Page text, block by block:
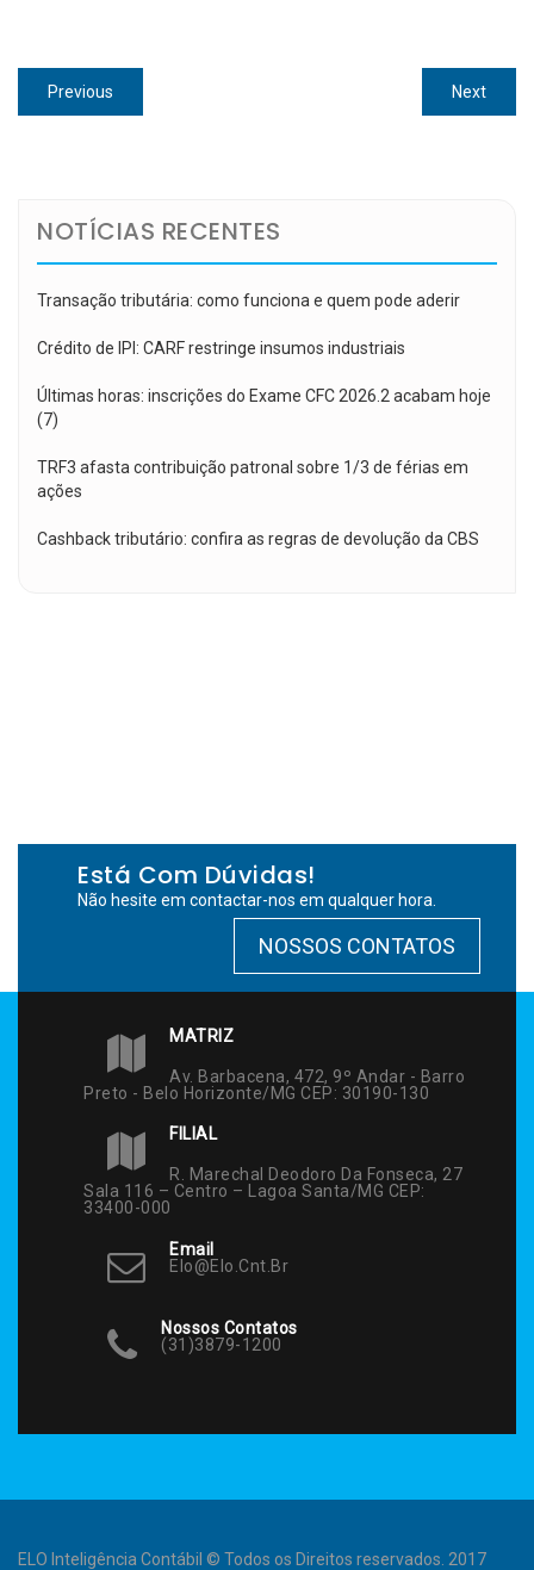
Navegação
de
Previous
post:
NextNext
post:
NOTÍCIAS RECENTES
Transação tributária: como funciona e quem pode aderir
Crédito de IPI: CARF restringe insumos industriais
Últimas horas: inscrições do Exame CFC 2026.2 acabam hoje
(7)
TRF3 afasta contribuição patronal sobre 1/3 de férias em
ações
Cashback tributário: confira as regras de devolução da CBS
Está Com Dúvidas!
Não hesite em contactar-nos em qualquer hora.
NOSSOS CONTATOS
MATRIZ
Av. Barbacena, 472, 9º Andar - Barro
Preto - Belo Horizonte/MG CEP: 30190-130
FILIAL
R. Marechal Deodoro Da Fonseca, 27
Sala 116 – Centro – Lagoa Santa/MG CEP:
33400-000
Email
Elo@elo.cnt.br
Nossos Contatos
(31)3879-1200
ELO Inteligência Contábil © Todos os Direitos reservados. 2017